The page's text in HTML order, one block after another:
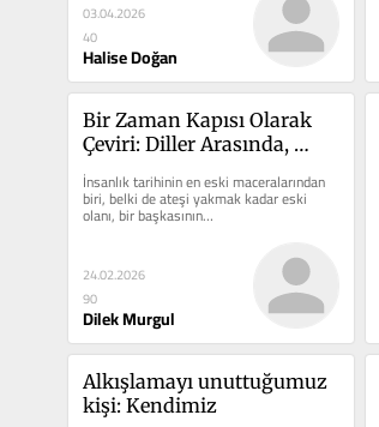
03.04.2026
40
Halise Doğan
Bir Zaman Kapısı Olarak
Çeviri: Diller Arasında,
Yüzyıllar Arasında
İnsanlık tarihinin en eski maceralarından
biri, belki de ateşi yakmak kadar eski
olanı, bir başkasının…
24.02.2026
90
Dilek Murgul
Alkışlamayı unuttuğumuz
kişi: Kendimiz